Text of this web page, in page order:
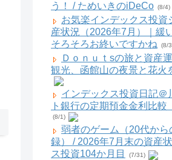
う！ / ためいきのiDeCo (8/4)
お気楽インデックス投資
産状況（2026年7月）｜緩
そろそろお終いですかね
(8/
Ｄｏｎｕｔsの旅と資産
観光、函館山の夜景と花火
インデックス投資日記＠
ト銀行の定期預金金利比較
(8/1)
弱者のゲーム（20代から
録） / 2026年7月末の資産
ス投資104か月目
(7/31)